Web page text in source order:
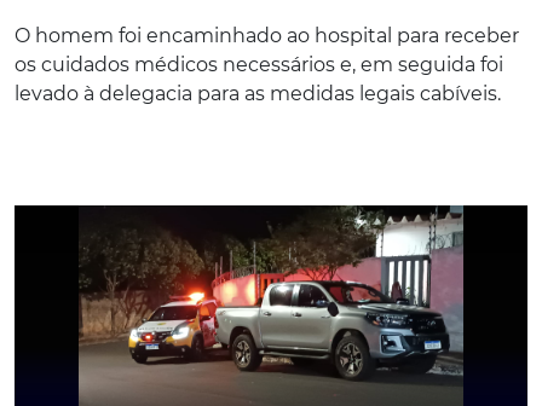
O homem foi encaminhado ao hospital para receber
os cuidados médicos necessários e, em seguida foi
levado à delegacia para as medidas legais cabíveis.